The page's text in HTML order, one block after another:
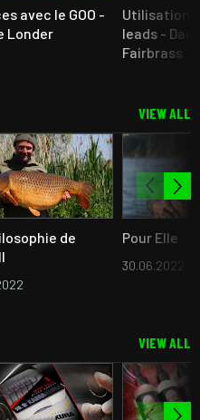
avec le GOO -
Londer
Utilisation
leads -
Fairbrass
VIEW ALL
de
Pour Elle
30.06.2022
VIEW ALL